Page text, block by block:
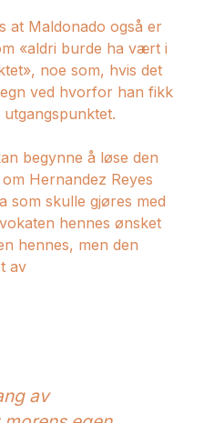
at Maldonado også er
«aldri burde ha vært i
noe som, hvis det
ved hvorfor han fikk
begynne å løse den
Hernandez Reyes
som skulle gjøres med
hennes ønsket
hennes, men den
av
av